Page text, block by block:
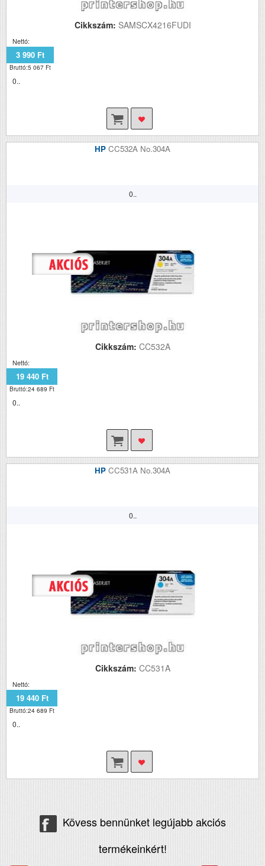
Cikkszám: SAMSCX4216FUDI
Nettó:
3 990 Ft
Bruttó:5 067 Ft
0..
HP CC532A No.304A
0..
Cikkszám: CC532A
Nettó:
19 440 Ft
Bruttó:24 689 Ft
0..
HP CC531A No.304A
0..
Cikkszám: CC531A
Nettó:
19 440 Ft
Bruttó:24 689 Ft
0..
Kövess bennünket legújabb akciós
termékeinkért!